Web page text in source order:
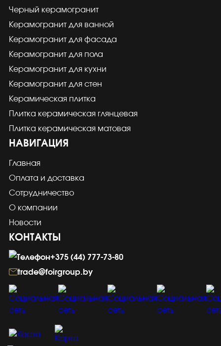
Черный керамогранит
Керамогранит для ванной
Керамогранит для фасада
Керамогранит для пола
Керамогранит для кухни
Керамогранит для стен
Керамическая плитка
Плитка керамическая глянцевая
Плитка керамическая матовая
НАВИГАЦИЯ
Главная
Оплата и доставка
Сотрудничество
О компании
Новости
КОНТАКТЫ
+375 (44) 777-73-80
trade@foirgroup.by